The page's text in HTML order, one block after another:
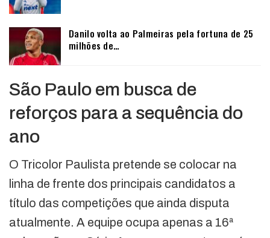
Danilo volta ao Palmeiras pela fortuna de 25
milhões de…
São Paulo em busca de
reforços para a sequência do
ano
O Tricolor Paulista pretende se colocar na
linha de frente dos principais candidatos a
título das competições que ainda disputa
atualmente. A equipe ocupa apenas a 16ª